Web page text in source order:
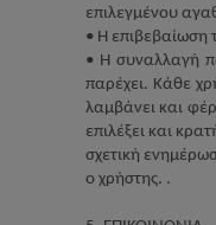
επιλεγμένου
• Η επιβεβαίωση
• Η συναλλαγή
παρέχει. Κάθε
λαμβάνει και
επιλέξει και
σχετική
ο χρήστης. .